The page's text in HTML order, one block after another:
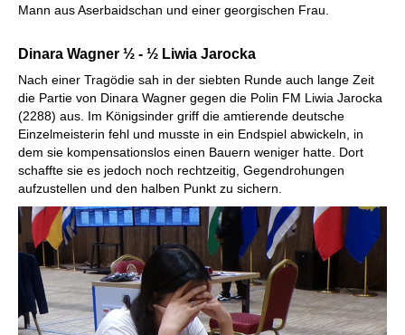
Mann aus Aserbaidschan und einer georgischen Frau.
Dinara Wagner ½ - ½ Liwia Jarocka
Nach einer Tragödie sah in der siebten Runde auch lange Zeit
die Partie von Dinara Wagner gegen die Polin FM Liwia Jarocka
(2288) aus. Im Königsinder griff die amtierende deutsche
Einzelmeisterin fehl und musste in ein Endspiel abwickeln, in
dem sie kompensationslos einen Bauern weniger hatte. Dort
schaffte sie es jedoch noch rechtzeitig, Gegendrohungen
aufzustellen und den halben Punkt zu sichern.